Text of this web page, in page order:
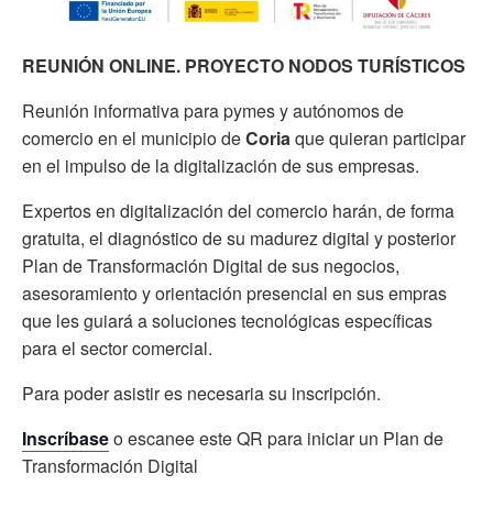
REUNIÓN ONLINE. PROYECTO NODOS TURÍSTICOS
Reunión informativa para pymes y autónomos de
comercio en el municipio deCoriaque quieran participar
en el impulso de la digitalización de sus empresas.
Expertos en digitalización del comercio harán, de forma
gratuita, el diagnóstico de su madurez digital y posterior
Plan de Transformación Digital de sus negocios,
asesoramiento y orientación presencial en sus empras
que les guiará a soluciones tecnológicas específicas
para el sector comercial.
Para poder asistir es necesaria su inscripción.
Inscríbaseo escanee este QR para iniciar un Plan de
Transformación Digital